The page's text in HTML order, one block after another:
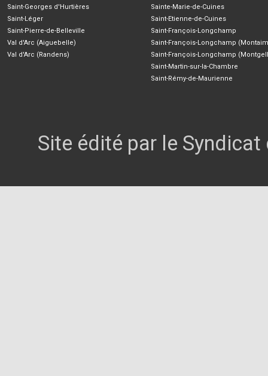
Saint-Georges d'Hurtières
Saint-Léger
Saint-Pierre-de-Belleville
Val d'Arc (Aiguebelle)
Val d'Arc (Randens)
Sainte-Marie-de-Cuines
Saint-Etienne-de-Cuines
Saint-François-Longchamp
Saint-François-Longchamp
Saint-François-Longchamp
Saint-Martin-sur-la-Chambre
Saint-Rémy-de-Maurienne
Site édité par le